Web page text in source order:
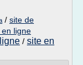
/ site de
ligne
/ site en